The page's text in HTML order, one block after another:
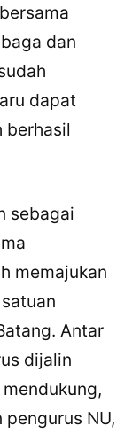
dan
dapat
berhasil
sebagai
memajukan
Antar
dijalin
NU,